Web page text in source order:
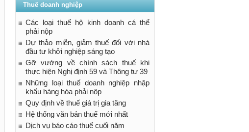
Thuế doanh nghiệp
Các loại thuế hộ kinh doanh cá thể
phải nộp
Dự thảo miễn, giảm thuế đối với nhà
đầu tư khởi nghiệp sáng tạo
Gỡ vướng về chính sách thuế khi
thực hiện Nghị định 59 và Thông tư 39
Những loại thuế doanh nghiệp nhập
khẩu hàng hóa phải nộp
Quy định về thuế giá trị gia tăng
Hệ thống văn bản thuế mới nhất
Dịch vụ báo cáo thuế cuối năm